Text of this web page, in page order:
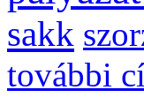
sakk
további